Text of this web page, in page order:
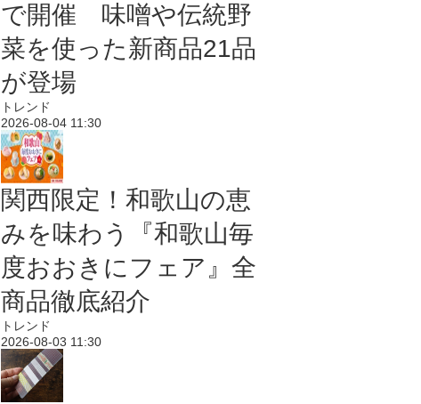
で開催 味噌や伝統野
菜を使った新商品21品
が登場
トレンド
2026-08-04 11:30
関西限定！和歌山の恵
みを味わう『和歌山毎
度おおきにフェア』全
商品徹底紹介
トレンド
2026-08-03 11:30